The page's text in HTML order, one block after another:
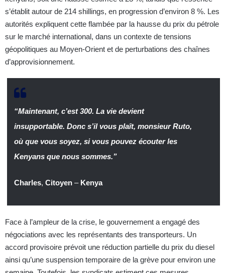
s’établit autour de 214 shillings, en progression d’environ 8 %. Les
autorités expliquent cette flambée par la hausse du prix du pétrole
sur le marché international, dans un contexte de tensions
géopolitiques au Moyen-Orient et de perturbations des chaînes
d’approvisionnement.
“Maintenant, c’est 300. La vie devient
insupportable. Donc s’il vous plaît, monsieur Ruto,
où que vous soyez, si vous pouvez écouter les
Kenyans que nous sommes.”
Charles, Citoyen– Kenya
Face à l’ampleur de la crise, le gouvernement a engagé des
négociations avec les représentants des transporteurs. Un
accord provisoire prévoit une réduction partielle du prix du diesel
ainsi qu’une suspension temporaire de la grève pour environ une